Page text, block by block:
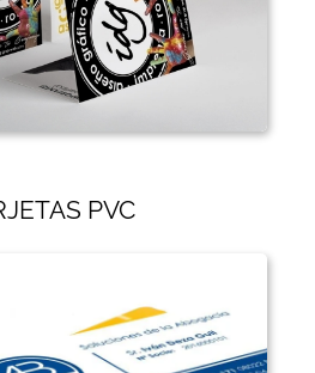
PVC